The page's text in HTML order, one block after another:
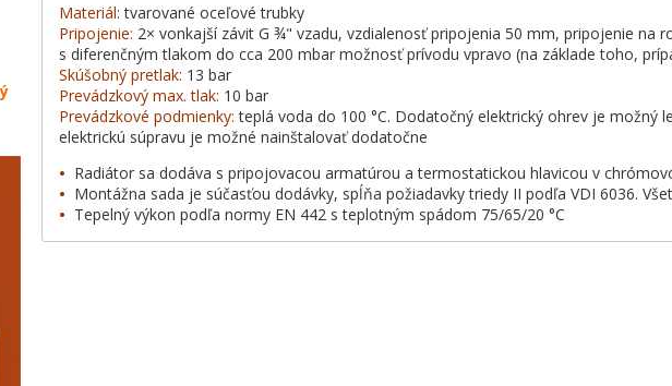
Materiál: tvarované oceľové trubky
Pripojenie: 2× vonkajší závit G ¾" vzadu, vzdialenosť pripojenia 50 mm, pripojenie na
s diferenčným tlakom do cca 200 mbar možnosť prívodu vpravo (na základe toho,
Skúšobný pretlak: 13 bar
Prevádzkový max. tlak: 10 bar
Prevádzkové podmienky: teplá voda do 100 °C. Dodatočný elektrický ohrev je možný
elektrickú súpravu je možné nainštalovať dodatočne
• Radiátor sa dodáva s pripojovacou armatúrou a termostatickou hlavicou v
• Montážna sada je súčasťou dodávky, spĺňa požiadavky triedy II podľa VDI 6036.
• Tepelný výkon podľa normy EN 442 s teplotným spádom 75/65/20 °C